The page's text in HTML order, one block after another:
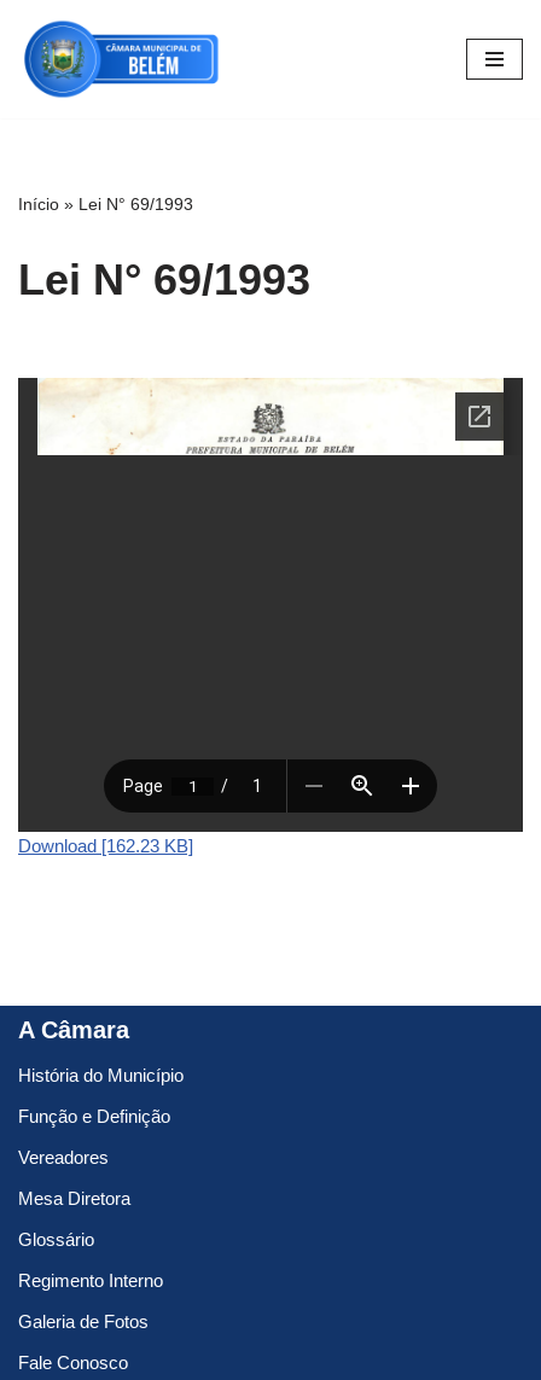
Pular
para
Início » Lei N° 69/1993
Lei N° 69/1993
Download [162.23 KB]
A Câmara
História do Município
Função e Definição
Vereadores
Mesa Diretora
Glossário
Regimento Interno
Galeria de Fotos
Fale Conosco